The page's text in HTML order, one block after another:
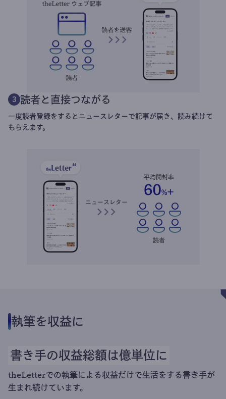
3 読者と直接つながる
一度読者登録をするとニュースレターで記事が届き、読み続けて
もらえます。
執筆を収益に
書き手の収益総額は億単位に
theLetterでの執筆による収益だけで生活をする書き手が
生まれ続けています。